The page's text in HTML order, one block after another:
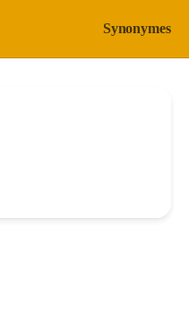
Synonymes